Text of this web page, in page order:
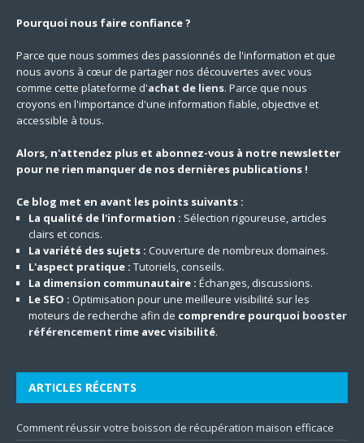
Pourquoi nous faire confiance ?
Parce que nous sommes des passionnés de l'information et que
nous avons à cœur de partager nos découvertes avec vous
comme cette plateforme d'achat de liens. Parce que nous
croyons en l'importance d'une information fiable, objective et
accessible à tous.
Alors, n'attendez plus et abonnez-vous à notre newsletter
pour ne rien manquer de nos dernières publications !
Ce blog met en avant les points suivants :
La qualité de l'information : Sélection rigoureuse, articles
clairs et concis.
La variété des sujets : Couverture de nombreux domaines.
L'aspect pratique : Tutoriels, conseils.
La dimension communautaire : Échanges, discussions.
Le SEO : Optimisation pour une meilleure visibilité sur les
moteurs de recherche afin de comprendre pourquoi booster
référencement rime avec visibilité.
ARTICLES RÉCENTS
Comment réussir votre boisson de récupération maison efficace